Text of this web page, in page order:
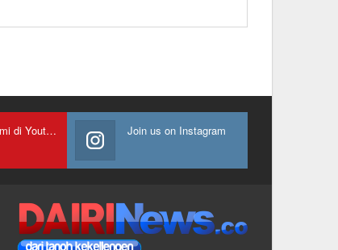
Gabung Kami di Youtube Join us on Instagram